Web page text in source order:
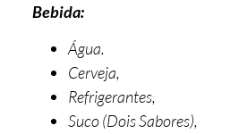
Bebida:
Água.
Cerveja,
Refrigerantes,
Suco (Dois Sabores),